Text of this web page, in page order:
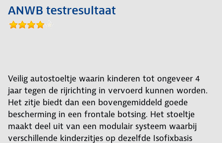
ANWB testresultaat
Veilig autostoeltje waarin kinderen tot ongeveer 4
jaar tegen de rijrichting in vervoerd kunnen worden.
Het zitje biedt dan een bovengemiddeld goede
bescherming in een frontale botsing. Het stoeltje
maakt deel uit van een modulair systeem waarbij
verschillende kinderzitjes op dezelfde Isofixbasis